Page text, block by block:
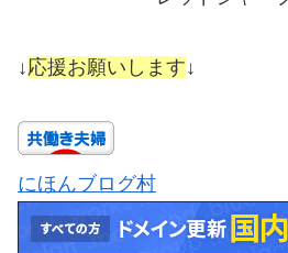
↓応援お願いします↓
にほんブログ村